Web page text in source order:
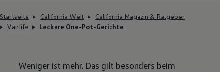
Startseite California Welt
California Magazin & Ratgeber
Vanlife
Leckere One-Pot-Gerichte
Weniger ist mehr. Das gilt besonders beim